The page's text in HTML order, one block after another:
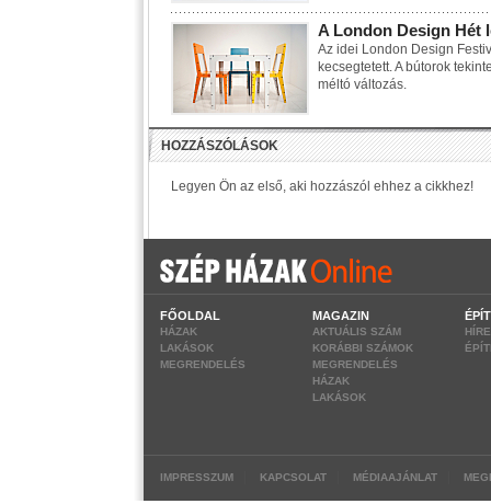
A London Design Hét
Az idei London Design
kecsegtetett. A bútorok
méltó változás.
FŐOLDAL
HÁZAK
LAKÁSOK
MEGRENDELÉS
MAGAZIN
AKTUÁLIS SZÁM
KORÁBBI SZÁMOK
MEGRENDELÉS
HÁZAK
LAKÁSOK
IMPRESSZUM KAPCSOLAT MÉDIAAJÁNLAT